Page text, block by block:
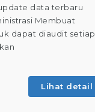
data terbaru
Membuat
dapat diaudit setiap
Lihat detail